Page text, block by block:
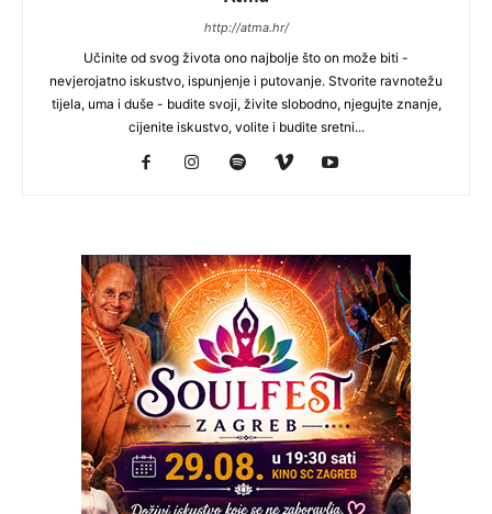
http://atma.hr/
Učinite od svog života ono najbolje što on može biti -
nevjerojatno iskustvo, ispunjenje i putovanje. Stvorite ravnotežu
tijela, uma i duše - budite svoji, živite slobodno, njegujte znanje,
cijenite iskustvo, volite i budite sretni...